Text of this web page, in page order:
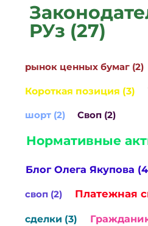
РУз (27)
рынок ценных бумаг (2)
Короткая позиция (3)
шорт (2) Своп (2)
Нормативные
Блог Олега Якупова
своп (2) Платежная
сделки (3)